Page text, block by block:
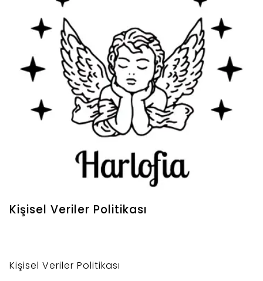
Kişisel Veriler Politikası
Kişisel Veriler Politikası